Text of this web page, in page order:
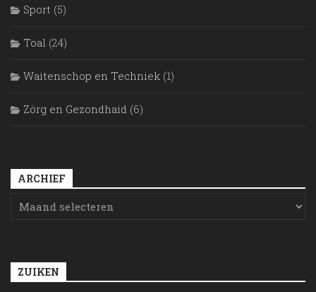
Sport (5)
Toal (24)
Waitenschop en Techniek (1)
Zörg en Gezondhaid (6)
ARCHIEF
ZUIKEN